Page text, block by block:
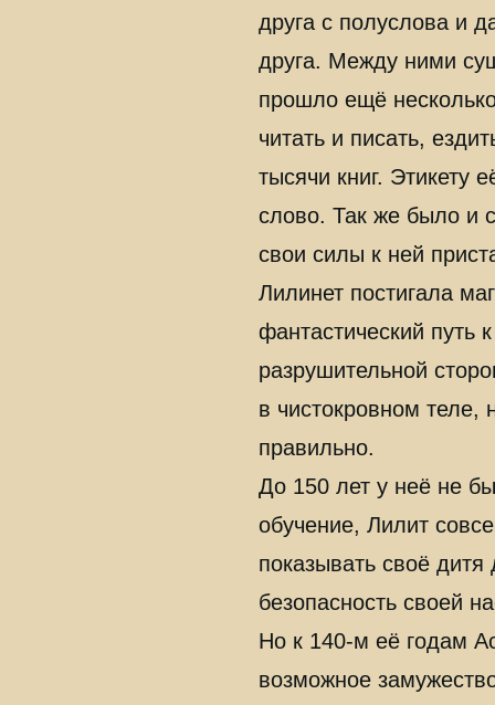
друга с полуслова и
друга. Между ними
прошло ещё
читать и писать,
тысячи книг. Этикету
слово. Так же было и
свои силы к ней
Лилинет постигала
фантастический путь
разрушительной
в чистокровном теле,
правильно.
До 150 лет у неё не
обучение, Лилит
показывать своё
безопасность своей
Но к 140-м её годам
возможное